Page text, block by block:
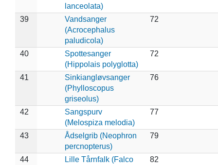
lanceolata)
39
Vandsanger
(Acrocephalus
paludicola)
72
40
Spottesanger
(Hippolais polyglotta)
72
41
Sinkiangløvsanger
(Phylloscopus
griseolus)
76
42
Sangspurv
(Melospiza melodia)
77
43
Ådselgrib (Neophron
percnopterus)
79
44
Lille Tårnfalk (Falco
82